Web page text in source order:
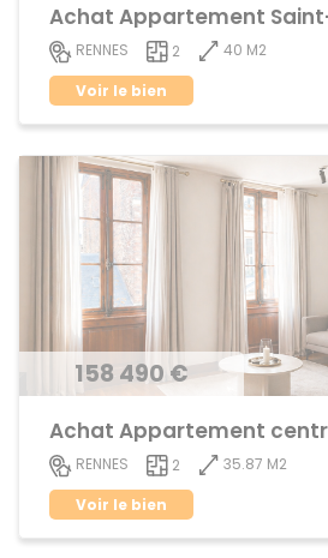
RENNES 2
40 M2
Voir le bien
158 490 €
RENNES 2
35.87 M2
Voir le bien